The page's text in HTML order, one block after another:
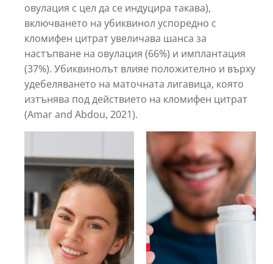
овулация с цел да се индуцира такава),
включването на убиквинол успоредно с
кломифен цитрат увеличава шанса за
настъпване на овулация (66%) и имплантация
(37%). Убиквинолът влияе положително и върху
удебеляването на маточната лигавица, която
изтънява под действието на кломифен цитрат
(Amar and Abdou, 2021).